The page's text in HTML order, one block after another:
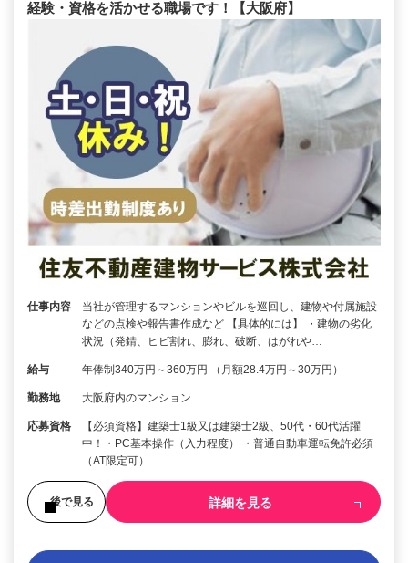
経験・資格を活かせる職場です！【大阪府】
仕事内容
当社が管理するマンションやビルを巡回し、建物や付属施設
などの点検や報告書作成など 【具体的には】 ・建物の劣化
状況（発錆、ヒビ割れ、膨れ、破断、はがれや…
給与 年俸制340万円～360万円 （月額28.4万円～30万円）
勤務地 大阪府内のマンション
応募資格
【必須資格】建築士1級又は建築士2級、50代・60代活躍
中！・PC基本操作（入力程度） ・普通自動車運転免許必須
（AT限定可）
後で見る 詳細を見る